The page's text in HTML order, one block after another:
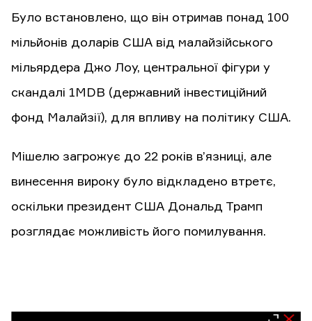
Було встановлено, що він отримав понад 100
мільйонів доларів США від малайзійського
мільярдера Джо Лоу, центральної фігури у
скандалі 1MDB (державний інвестиційний
фонд Малайзії), для впливу на політику США.
Мішелю загрожує до 22 років в’язниці, але
винесення вироку було відкладено втретє,
оскільки президент США Дональд Трамп
розглядає можливість його помилування.